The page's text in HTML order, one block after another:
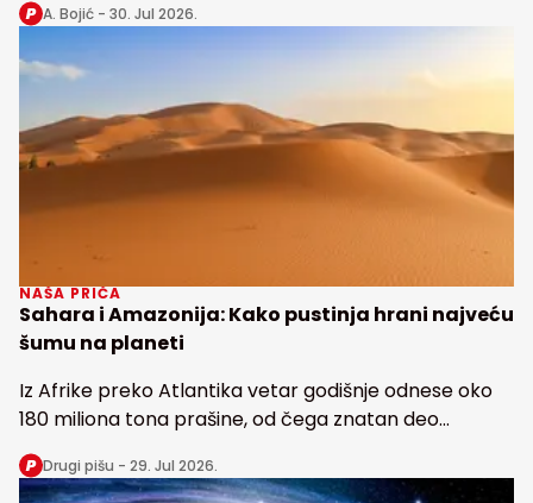
A. Bojić - 30. Jul 2026.
NAŠA PRIČA
Sahara i Amazonija: Kako pustinja hrani najveću
šumu na planeti
Iz Afrike preko Atlantika vetar godišnje odnese oko
180 miliona tona prašine, od čega znatan deo
snabdeva fosforom najveću tropsku kišnu šumu na
Zemlji
Drugi pišu - 29. Jul 2026.